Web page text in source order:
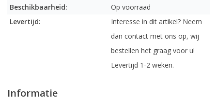
Beschikbaarheid:
Op voorraad
Levertijd:
Interesse in dit artikel? Neem
dan contact met ons op, wij
bestellen het graag voor u!
Levertijd 1-2 weken.
Informatie